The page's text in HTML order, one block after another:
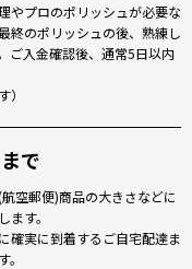
やプロのポリッシュが必要な
終のポリッシュの後、熟練し
ご入金確認後、通常5日以内
）
で
空郵便)商品の大きさなどに
す。
確実に到着するご自宅配達ま